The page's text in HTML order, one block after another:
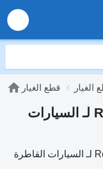
قطع الغيار
خراطيم جهاز التكييف Renault لـ السيارات